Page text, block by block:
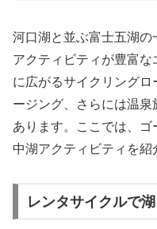
河口湖と並ぶ富士五湖の
アクティビティが豊富な
に広がるサイクリング
ージング、さらには温
あります。ここでは、
中湖アクティビティを紹
レンタサイクルで